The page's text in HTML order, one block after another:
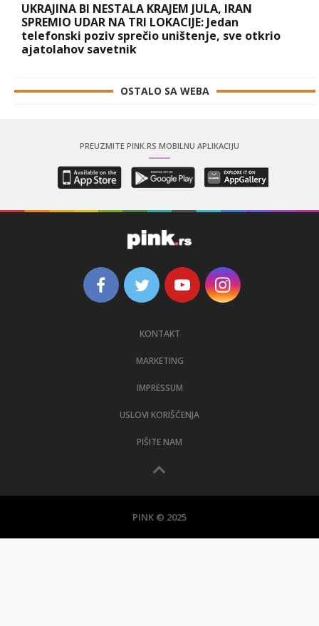
UKRAJINA BI NESTALA KRAJEM JULA, IRAN
SPREMIO UDAR NA TRI LOKACIJE: Jedan
telefonski poziv sprečio uništenje, sve otkrio
ajatolahov savetnik
OSTALO SA WEBA
PREUZMITE PINK.RS MOBILNU APLIKACIJU
KONTAKT
MARKETING
IMPRESSUM
USLOVI KORIŠĆENJA
PIŠITE NAM
PINK © 2025